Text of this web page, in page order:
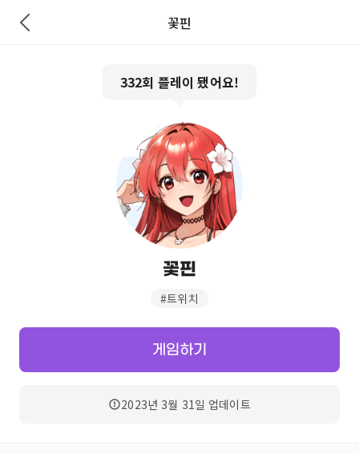
꽃핀
332회 플레이 됐어요!
꽃핀
#트위치
게임하기
2023년 3월 31일 업데이트